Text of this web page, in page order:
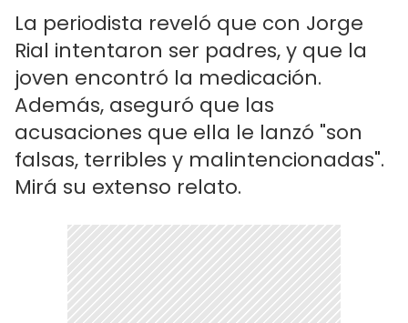
La periodista reveló que con Jorge
Rial intentaron ser padres, y que la
joven encontró la medicación.
Además, aseguró que las
acusaciones que ella le lanzó "son
falsas, terribles y malintencionadas".
Mirá su extenso relato.